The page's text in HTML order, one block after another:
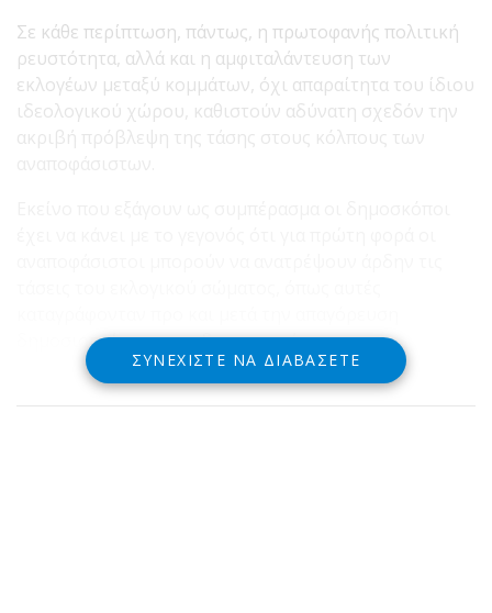
Σε κάθε περίπτωση, πάντως, η πρωτοφανής πολιτική
ρευστότητα, αλλά και η αμφιταλάντευση των
εκλογέων μεταξύ κομμάτων, όχι απαραίτητα του ίδιου
ιδεολογικού χώρου, καθιστούν αδύνατη σχεδόν την
ακριβή πρόβλεψη της τάσης στους κόλπους των
δημοσιοποίησης των δημοσκοπήσεων
ΣΥΝΕΧΊΣΤΕ ΝΑ ΔΙΑΒΆΣΕΤΕ